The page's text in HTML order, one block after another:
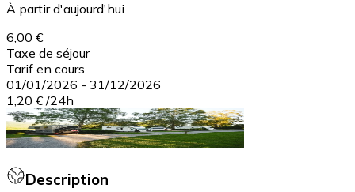
À partir d'aujourd'hui
6,00 €
Taxe de séjour
Tarif en cours
01/01/2026 - 31/12/2026
1,20 € /24h
Description